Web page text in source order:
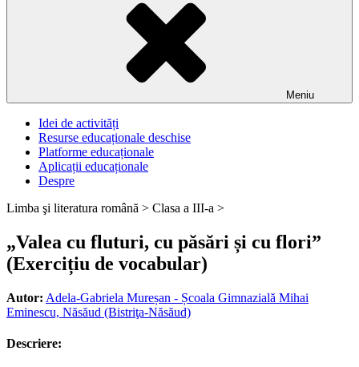
Meniu
Idei de activități
Resurse educaționale deschise
Platforme educaționale
Aplicații educaționale
Despre
Limba şi literatura română > Clasa a III-a >
„Valea cu fluturi, cu păsări și cu flori”
(Exercițiu de vocabular)
Autor: Adela-Gabriela Mureșan - Școala Gimnazială Mihai
Eminescu, Năsăud (Bistriţa-Năsăud)
Descriere: